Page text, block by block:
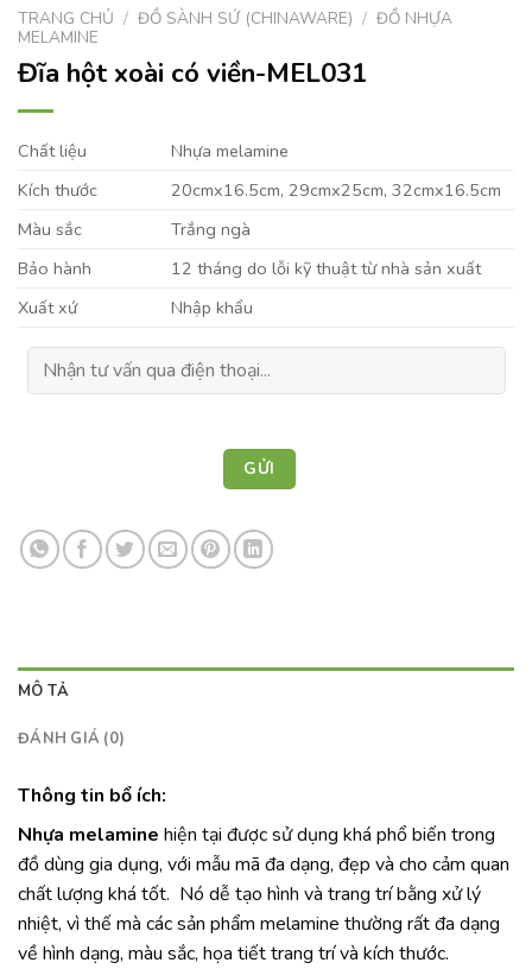
TRANG CHỦ / ĐỒ SÀNH SỨ (CHINAWARE) / ĐỒ NHỰA
MELAMINE
Đĩa hột xoài có viền-MEL031
Chất liệu
Nhựa melamine
Kích thước
20cmx16.5cm, 29cmx25cm, 32cmx16.5cm
Màu sắc
Trắng ngà
Bảo hành
12 tháng do lỗi kỹ thuật từ nhà sản xuất
Xuất xứ
Nhập khẩu
MÔ TẢ
ĐÁNH GIÁ (0)
Thông tin bổ ích:
Nhựa melamine hiện tại được sử dụng khá phổ biến trong
đồ dùng gia dụng, với mẫu mã đa dạng, đẹp và cho cảm quan
chất lượng khá tốt. Nó dễ tạo hình và trang trí bằng xử lý
nhiệt, vì thế mà các sản phẩm melamine thường rất đa dạng
về hình dạng, màu sắc, họa tiết trang trí và kích thước.